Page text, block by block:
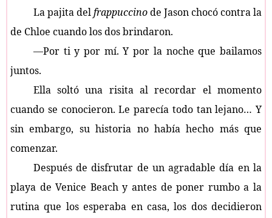
La pajita delfrappuccinode Jason chocó contra la
de Chloe cuando los dos brindaron.
—Por ti y por mí. Y por la noche que bailamos
juntos.
Ella soltó una risita al recordar el momento
cuando se conocieron. Le parecía todo tan lejano… Y
sin embargo, su historia no había hecho más que
comenzar.
Después de disfrutar de un agradable día en la
playa de Venice Beach y antes de poner rumbo a la
rutina que los esperaba en casa, los dos decidieron